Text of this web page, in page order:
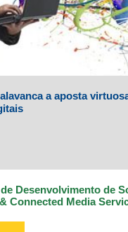
a aposta
Desenvolvimento de
Connected Media